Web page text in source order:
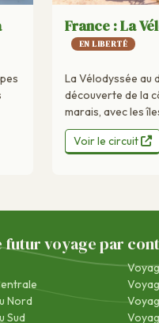
France : La
EN LIBERTÉ
La Vélodyssée au
découverte de la
marais, avec les
Voir le circuit
voyage par
Nord
Sud